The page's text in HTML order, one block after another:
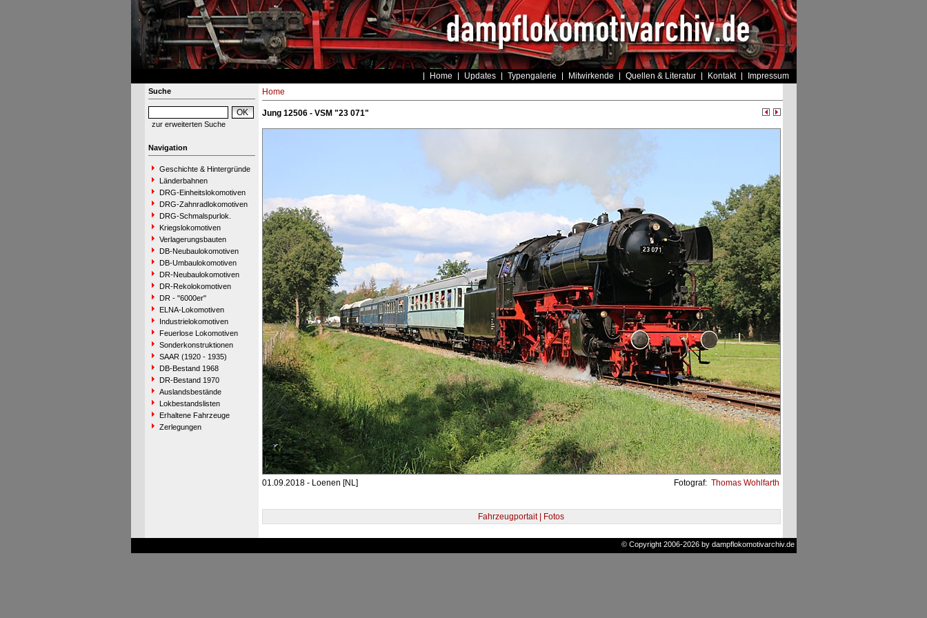
Home Updates Typengalerie Mitwirkende Quellen & Literatur Kontakt Impressum
Suche
zur erweiterten Suche
Navigation
Geschichte & Hintergründe
Länderbahnen
DRG-Einheitslokomotiven
DRG-Zahnradlokomotiven
DRG-Schmalspurlok.
Kriegslokomotiven
Verlagerungsbauten
DB-Neubaulokomotiven
DB-Umbaulokomotiven
DR-Neubaulokomotiven
DR-Rekolokomotiven
DR - "6000er"
ELNA-Lokomotiven
Industrielokomotiven
Feuerlose Lokomotiven
Sonderkonstruktionen
SAAR (1920 - 1935)
DB-Bestand 1968
DR-Bestand 1970
Auslandsbestände
Lokbestandslisten
Erhaltene Fahrzeuge
Zerlegungen
Home
Jung 12506 - VSM "23 071"
01.09.2018 - Loenen [NL] Fotograf: Thomas Wohlfarth
Fahrzeugportait | Fotos
© Copyright 2006-2026 by dampflokomotivarchiv.de